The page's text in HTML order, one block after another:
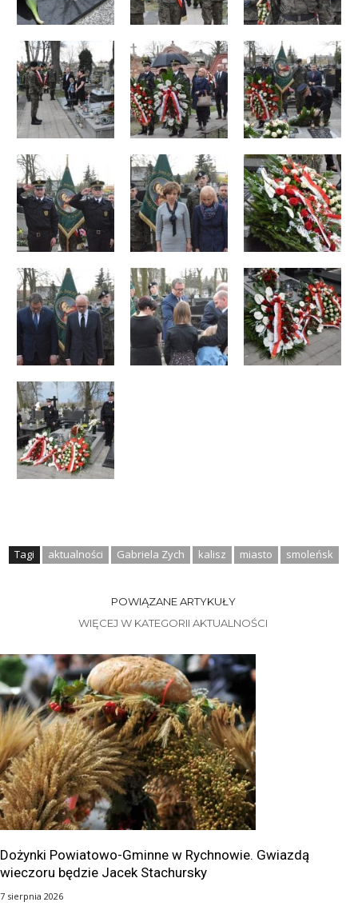
Tagi aktualności Gabriela Zych kalisz miasto smoleńsk
POWIĄZANE ARTYKUŁY
WIĘCEJ W KATEGORII AKTUALNOŚCI
Dożynki Powiatowo-Gminne w Rychnowie. Gwiazdą
wieczoru będzie Jacek Stachursky
7 sierpnia 2026